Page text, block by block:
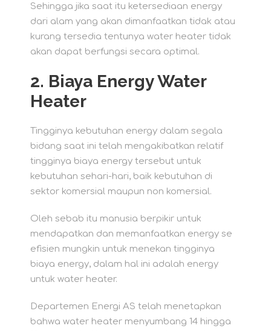
Sehingga jika saat itu ketersediaan energy
dari alam yang akan dimanfaatkan tidak atau
kurang tersedia tentunya water heater tidak
akan dapat berfungsi secara optimal.
2. Biaya Energy Water
Heater
Tingginya kebutuhan energy dalam segala
bidang saat ini telah mengakibatkan relatif
tingginya biaya energy tersebut untuk
kebutuhan sehari-hari, baik kebutuhan di
sektor komersial maupun non komersial.
Oleh sebab itu manusia berpikir untuk
mendapatkan dan memanfaatkan energy se
efisien mungkin untuk menekan tingginya
biaya energy, dalam hal ini adalah energy
untuk water heater.
Departemen Energi AS telah menetapkan
bahwa water heater menyumbang 14 hingga